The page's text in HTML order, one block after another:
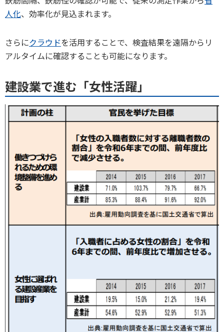
人化、効率化が見込まれます。
さらにクラウドを活用することで、検査結果を遠隔からリ
アルタイムに確認することも可能になります。
建設業で進む「女性活躍」